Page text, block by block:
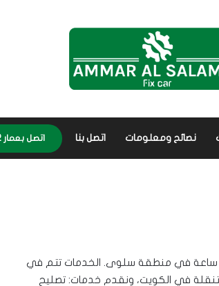
نصائح ومعلومات اتصل بنا اتصل بعمار 56656632
في كراج متنقل سلوى نوفر كافة خدمات فحص وتصليح السيارات على مدار 24 ساعة في منطقة سلوى. الخدمات تتم في
في الكويت، ونقدم خدمات: تصليح